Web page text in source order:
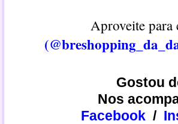
Aproveite
Gostou
Nos
Facebook /